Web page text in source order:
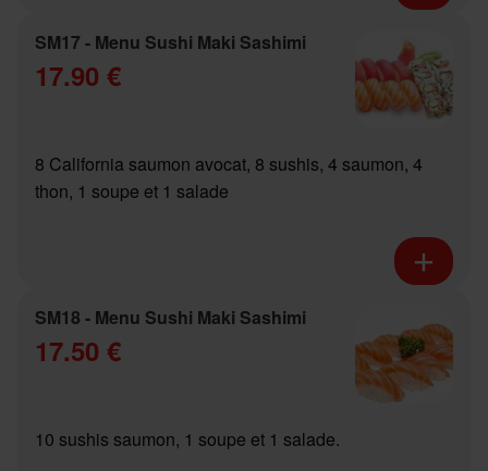
SM17 - Menu Sushi Maki Sashimi
17.90 €
8 California saumon avocat, 8 sushis, 4 saumon, 4
thon, 1 soupe et 1 salade
SM18 - Menu Sushi Maki Sashimi
17.50 €
10 sushis saumon, 1 soupe et 1 salade.